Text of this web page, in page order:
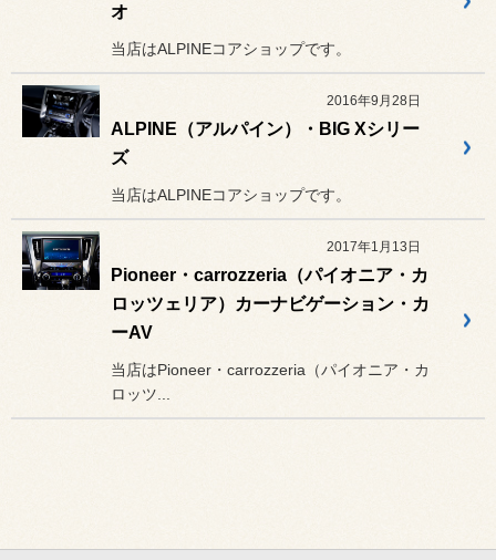
オ
当店はALPINEコアショップです。
2016年9月28日
ALPINE（アルパイン）・BIG Xシリー
ズ
当店はALPINEコアショップです。
2017年1月13日
Pioneer・carrozzeria（パイオニア・カ
ロッツェリア）カーナビゲーション・カ
ーAV
当店はPioneer・carrozzeria（パイオニア・カ
ロッツ...